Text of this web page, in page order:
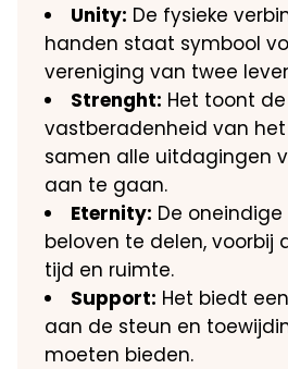
Unity: De fysieke
handen staat symbool
vereniging van twee
Strenght: Het toont
vastberadenheid van
samen alle uitdagingen
aan te gaan.
Eternity: De
beloven te delen, voorbij
tijd en ruimte.
Support: Het biedt
aan de steun en
moeten bieden.